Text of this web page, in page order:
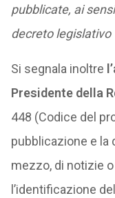
pubblicate, ai
decreto legislativo
Si segnala inoltre
Presidente della
448 (Codice del
pubblicazione e la
mezzo, di notizie
l’identificazione